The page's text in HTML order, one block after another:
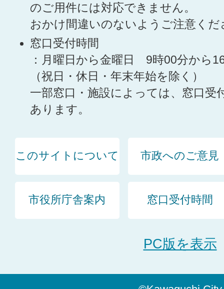
のご用件には対応できません。
おかけ間違いのないようご注意くだ
窓口受付時間
：月曜日から金曜日 9時00分から
（祝日・休日・年末年始を除く）
一部窓口・施設によっては、窓口受
あります。
このサイトについて 市政へのご意見
市役所庁舎案内 窓口受付時間
PC版を表示